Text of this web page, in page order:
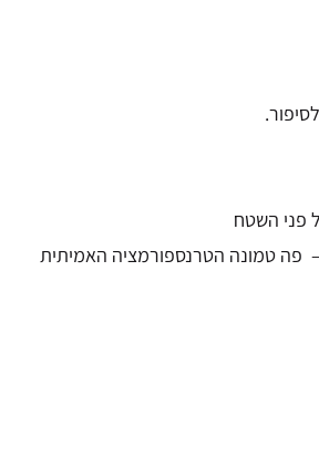
פני השטח
פה טמונה הטרנספורמציה האמיתית